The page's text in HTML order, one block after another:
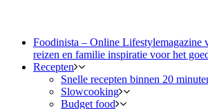
Foodinista – Online Lifestylemagazine
reizen en familie inspiratie voor het
Recepten
Snelle recepten binnen 20
Slowcooking
Budget food